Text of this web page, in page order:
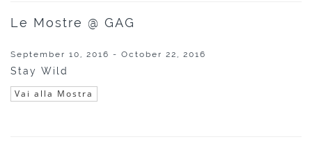
Le Mostre @ GAG
September 10, 2016 - October 22, 2016
Stay Wild
Vai alla Mostra